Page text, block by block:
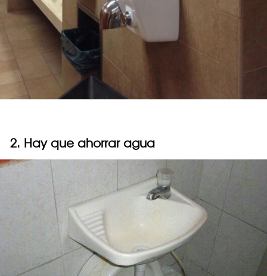
2. Hay que ahorrar agua